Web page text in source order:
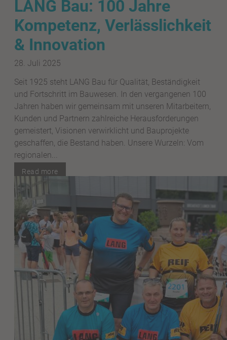
LANG Bau: 100 Jahre
Kompetenz, Verlässlichkeit
& Innovation
28. Juli 2025
Seit 1925 steht LANG Bau für Qualität, Beständigkeit
und Fortschritt im Bauwesen. In den vergangenen 100
Jahren haben wir gemeinsam mit unseren Mitarbeitern,
Kunden und Partnern zahlreiche Herausforderungen
gemeistert, Visionen verwirklicht und Bauprojekte
geschaffen, die Bestand haben. Unsere Wurzeln: Vom
regionalen...
Read more